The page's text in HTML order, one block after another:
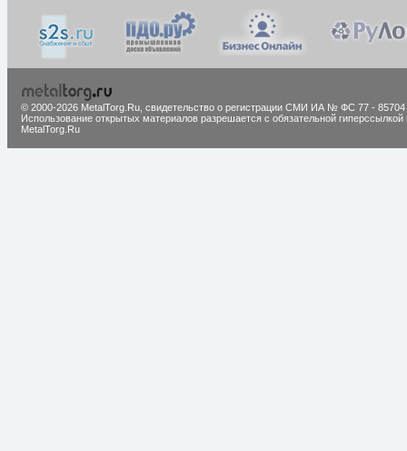
© 2000-2026 MetalTorg.Ru, cвидетельство о регистрации СМИ ИА № ФС 77 - 85704
Использование открытых материалов разрешается с обязательной гиперссылкой
MetalTorg.Ru